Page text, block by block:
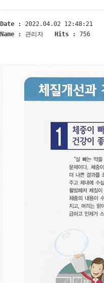
Date :
2022.04.02 12:48:21
Name :
관리자 Hits : 756